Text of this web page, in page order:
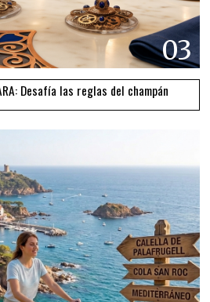
03
Desafía las reglas del champán